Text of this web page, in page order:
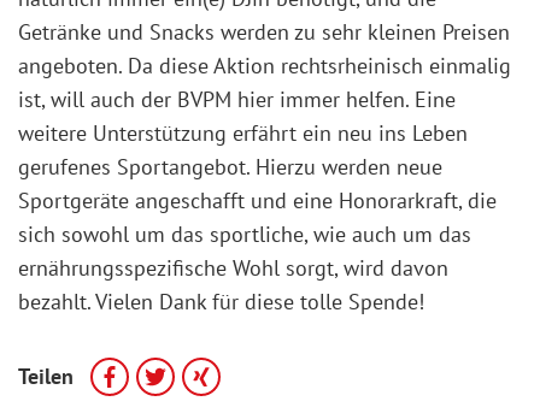
Getränke und Snacks werden zu sehr kleinen Preisen
angeboten. Da diese Aktion rechtsrheinisch einmalig
ist, will auch der BVPM hier immer helfen. Eine
weitere Unterstützung erfährt ein neu ins Leben
gerufenes Sportangebot. Hierzu werden neue
Sportgeräte angeschafft und eine Honorarkraft, die
sich sowohl um das sportliche, wie auch um das
ernährungsspezifische Wohl sorgt, wird davon
bezahlt. Vielen Dank für diese tolle Spende!
Teilen